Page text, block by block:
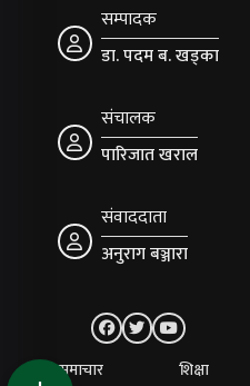
सम्पादक
डा. पदम ब. खड्का
संचालक
पारिजात खराल
संवाददाता
अनुराग बञ्जारा
समाचार
शिक्षा